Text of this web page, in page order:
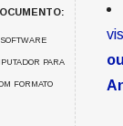
PARA
FORMATO